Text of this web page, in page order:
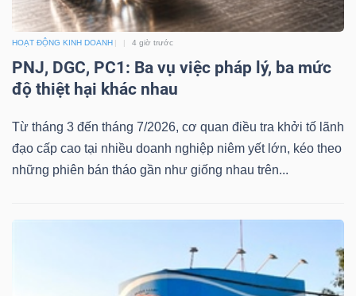
HOẠT ĐỘNG KINH DOANH 4 giờ trước
PNJ, DGC, PC1: Ba vụ việc pháp lý, ba mức
độ thiệt hại khác nhau
Từ tháng 3 đến tháng 7/2026, cơ quan điều tra khởi tố lãnh
đạo cấp cao tại nhiều doanh nghiệp niêm yết lớn, kéo theo
những phiên bán tháo gần như giống nhau trên...
đầu
Truyền
thông
chính